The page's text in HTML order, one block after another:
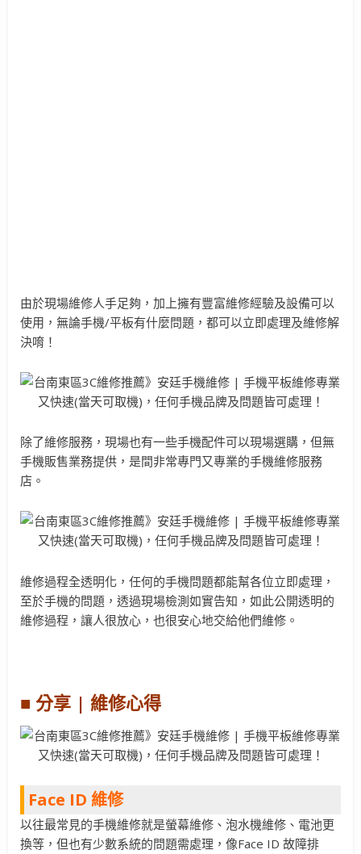
由於現場維修人手足夠，加上擁有豐富維修經驗及設備可以
使用，無論手機/平板有什麼問題，都可以立即處理及維修解
決唷！
除了維修服務，現場也有一些手機配件可以現場選購，但無
手機販售業務提供，是間非常專門又專業的手機維修服務
店。
維修過程全透明化，任何的手機問題都能幫各位立即處理，
至於手機的問題，透過現場檢測如實告知，如此公開透明的
維修過程，讓人很放心，也很安心地交給他們維修。
■ 分享 | 維修心得
Face ID 維修
以往最常見的手機維修就是螢幕維修、泡水機維修、電池更
換等，但也有少數系統的問題需處理，像Face ID 故障排